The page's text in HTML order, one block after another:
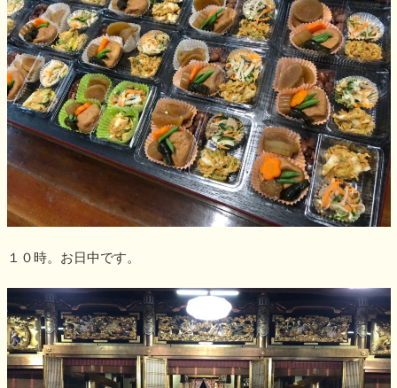
１０時。お日中です。